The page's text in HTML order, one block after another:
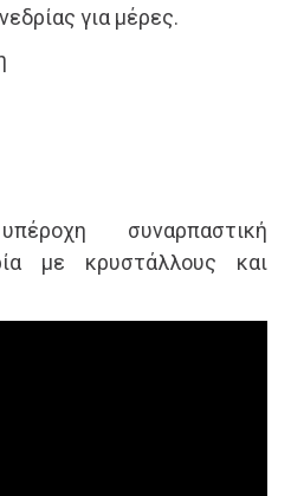
για μέρες.
συναρπαστική
με κρυστάλλους και